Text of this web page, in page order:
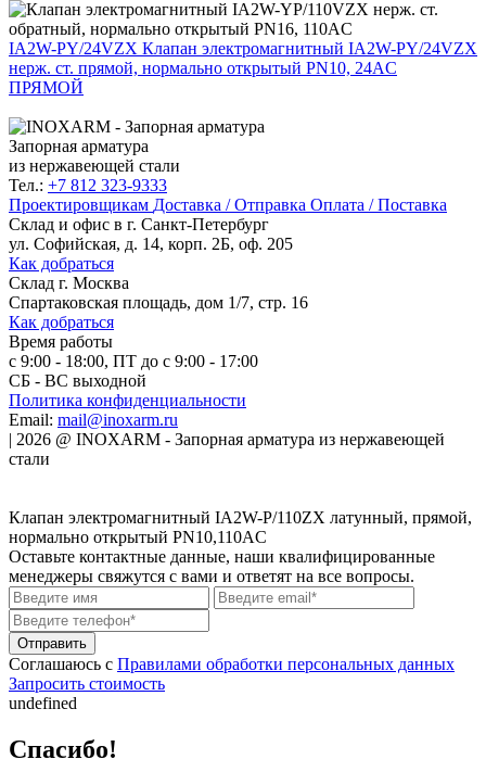
IA2W-PY/24VZX Клапан электромагнитный IA2W-PY/24VZX
нерж. ст. прямой, нормально открытый PN10, 24AC
ПРЯМОЙ
Запорная арматура
из нержавеющей стали
Тел.: +7 812 323-9333
Проектировщикам Доставка / Отправка Оплата / Поставка
Склад и офис в г. Санкт-Петербург
ул. Софийская, д. 14, корп. 2Б, оф. 205
Как добраться
Склад г. Москва
Спартаковская площадь, дом 1/7, стр. 16
Как добраться
Время работы
с 9:00 - 18:00, ПТ до с 9:00 - 17:00
СБ - ВС выходной
Политика конфиденциальности
Email: mail@inoxarm.ru
| 2026 @ INOXARM - Запорная арматура из нержавеющей
стали
Клапан электромагнитный IA2W-P/110ZX латунный, прямой,
нормально открытый PN10,110AC
Оставьте контактные данные, наши квалифицированные
менеджеры свяжутся с вами и ответят на все вопросы.
Соглашаюсь с Правилами обработки персональных данных
Запросить стоимость
undefined
Спасибо!